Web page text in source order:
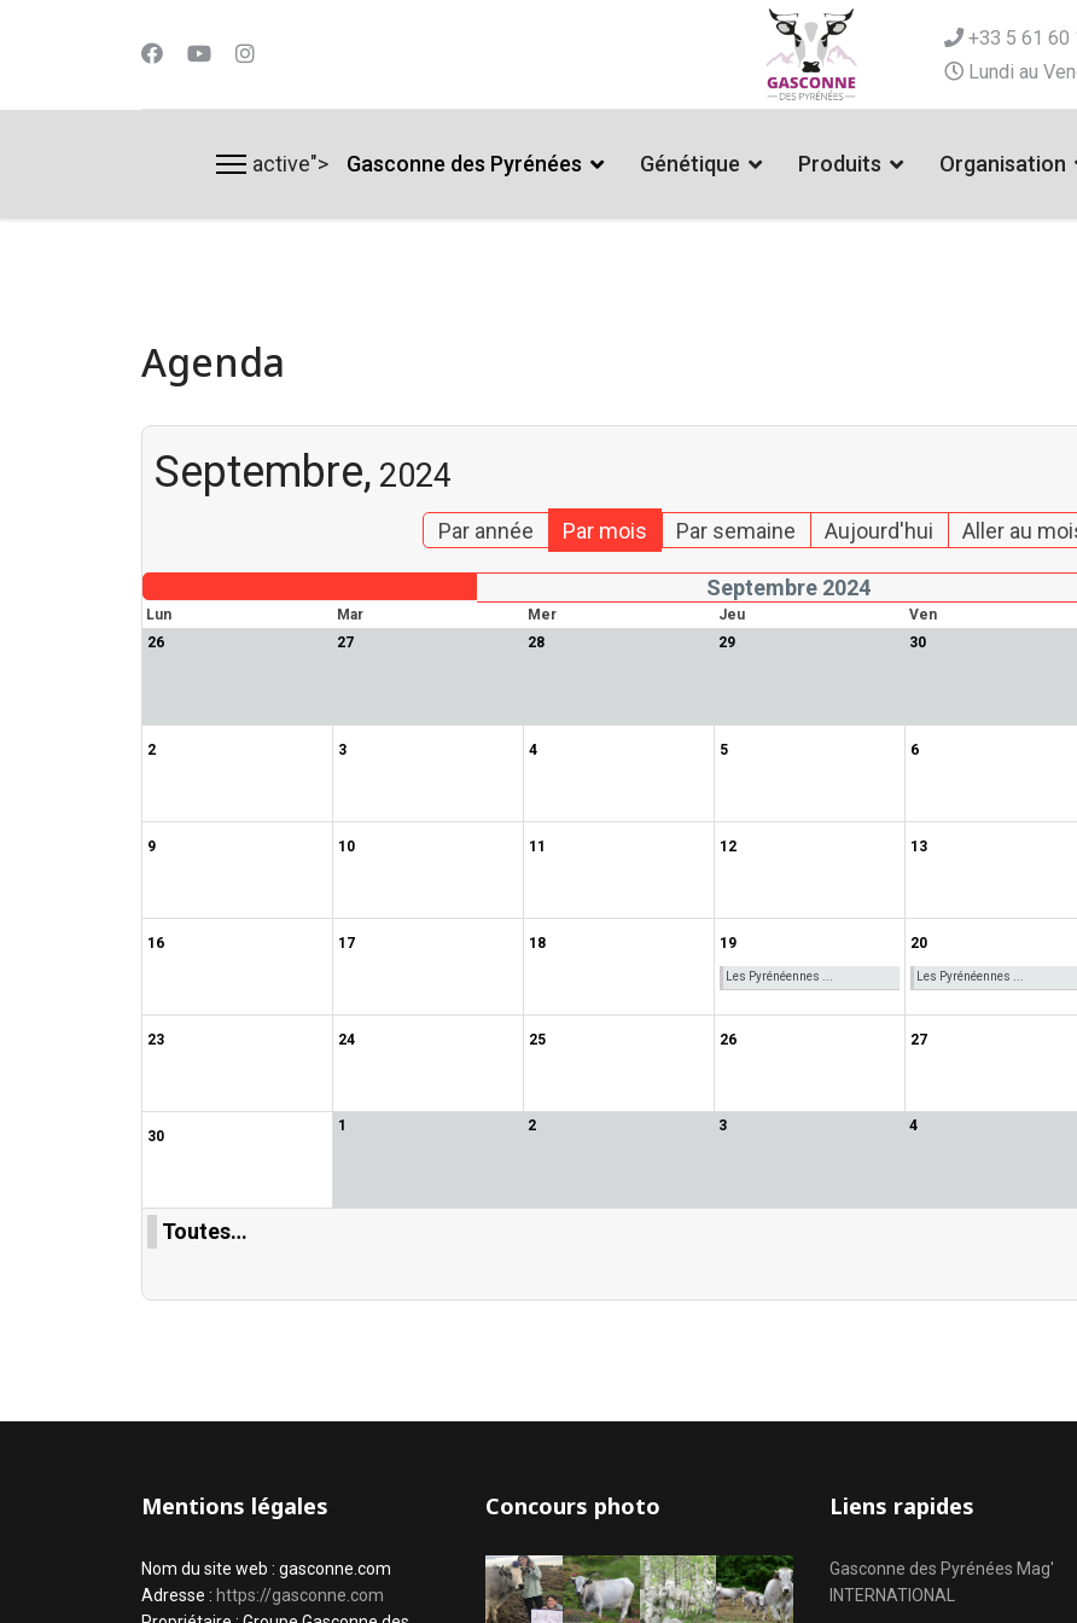
+33 5 61 60
Lundi au
active"> Gasconne des Pyrénées Génétique Produits Organisation
Agenda
Septembre, 2024
Par année Par mois Par semaine Aujourd'hui Aller au
Septembre 2024
Lun Mar Mer Jeu Ven
26
27 28 29 30
2 3 4 5 6
9 10 11 12 13
16 17 18 19
Les Pyrénéennes ...
20
Les Pyrénéennes ...
23 24 25 26 27
30
1 2 3 4
Toutes…
Mentions légales
Nom du site web : gasconne.com
Adresse : https://gasconne.com
Concours photo Liens rapides
Gasconne des Pyrénées Mag'
INTERNATIONAL